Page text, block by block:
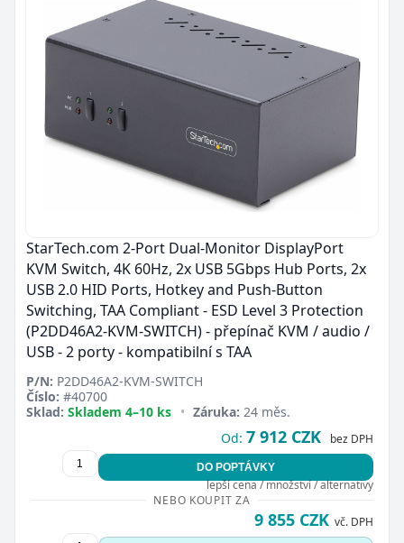
StarTech.com 2-Port Dual-Monitor DisplayPort
KVM Switch, 4K 60Hz, 2x USB 5Gbps Hub Ports, 2x
USB 2.0 HID Ports, Hotkey and Push-Button
Switching, TAA Compliant - ESD Level 3 Protection
(P2DD46A2-KVM-SWITCH) - přepínač KVM / audio /
USB - 2 porty - kompatibilní s TAA
P/N: P2DD46A2-KVM-SWITCH
Číslo: #40700
Sklad: Skladem 4–10 ks • Záruka: 24 měs.
Od: 7 912 CZK bez DPH
DO POPTÁVKY
lepší cena / množství / alternativy
NEBO KOUPIT ZA
9 855 CZK vč. DPH